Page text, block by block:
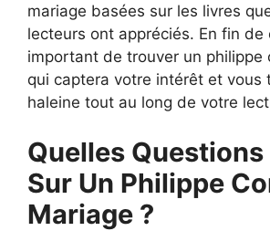
mariage basées sur les livres
lecteurs ont appréciés. En fin de
important de trouver un philippe
qui captera votre intérêt et vous
haleine tout au long de votre
Quelles Questions
Sur Un Philippe
Mariage ?